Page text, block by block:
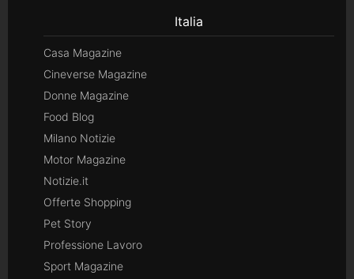
Italia
Casa Magazine
Cineverse Magazine
Donne Magazine
Food Blog
Milano Notizie
Motor Magazine
Notizie.it
Offerte Shopping
Pet Story
Professione Lavoro
Sport Magazine